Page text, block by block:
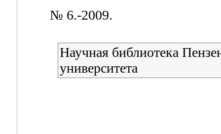
№ 6.-2009.
Научная библиотека
университета